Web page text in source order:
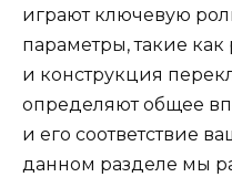
играют ключевую
параметры, такие как
и конструкция
определяют общее
и его соответствие
данном разделе мы